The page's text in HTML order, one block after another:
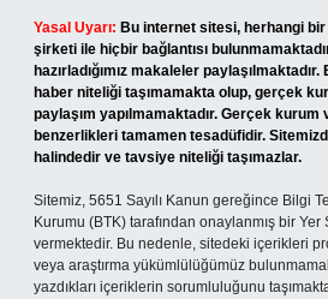
Yasal Uyarı: Bu internet sitesi, herhangi
şirketi ile hiçbir bağlantısı
hazırladığımız makaleler
haber niteliği taşımamakta olup, gerçek
paylaşım yapılmamaktadır. Gerçek
benzerlikleri tamamen tesadüfidir.
halindedir ve tavsiye niteliği taşımazlar.
Sitemiz, 5651 Sayılı Kanun gereğince Bilgi
Kurumu (BTK) tarafından onaylanmış bir Yer
vermektedir. Bu nedenle, sitedeki içerikleri
veya araştırma yükümlülüğümüz
yazdıkları içeriklerin sorumluluğunu